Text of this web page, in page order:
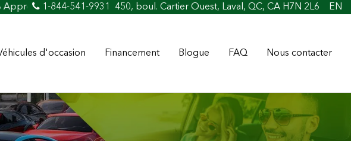
et crédit facile1-844-541-9931 450, boul. Cartier Ouest, Laval, QC, CA H7N 2L6 EN
d'occasion Financement Blogue FAQ Nous contacter